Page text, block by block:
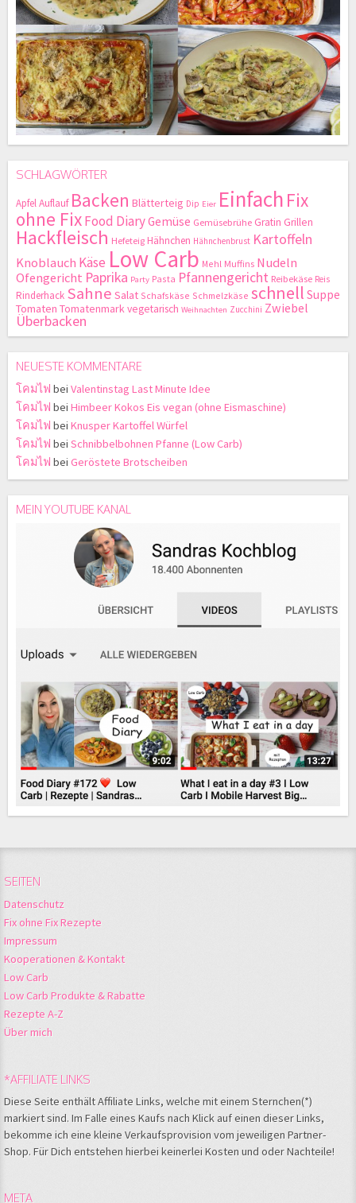
SCHLAGWÖRTER
ApfelAuflauf Backen Blätterteig Dip Eier Einfach Fix
ohne FixFood DiaryGemüse Gemüsebrühe Gratin Grillen
Hackfleisch Hefeteig Hähnchen Hähnchenbrust Kartoffeln
Knoblauch Käse Low Carb Mehl Muffins Nudeln
Ofengericht Paprika Party Pasta Pfannengericht Reibekäse Reis
Rinderhack Sahne Salat Schafskäse Schmelzkäse schnell Suppe
Tomaten Tomatenmarkvegetarisch Weihnachten Zucchini Zwiebel
Überbacken
NEUESTE KOMMENTARE
โคมไฟ bei Valentinstag Last Minute Idee
โคมไฟ bei Himbeer Kokos Eis vegan (ohne Eismaschine)
โคมไฟ bei Knusper Kartoffel Würfel
โคมไฟ bei Schnibbelbohnen Pfanne (Low Carb)
โคมไฟ bei Geröstete Brotscheiben
MEIN YOUTUBE KANAL
SEITEN
Datenschutz
Fix ohne Fix Rezepte
Impressum
Kooperationen & Kontakt
Low Carb
Low Carb Produkte & Rabatte
Rezepte A-Z
Über mich
*AFFILIATE LINKS
Diese Seite enthält Affiliate Links, welche mit einem Sternchen(*)
markiert sind. Im Falle eines Kaufs nach Klick auf einen dieser Links,
bekomme ich eine kleine Verkaufsprovision vom jeweiligen Partner-
Shop. Für Dich entstehen hierbei keinerlei Kosten und oder Nachteile!
META